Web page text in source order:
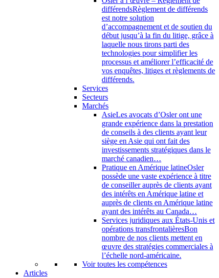
différendsRèglement de différends
est notre solution
d’accompagnement et de soutien du
début jusqu’à la fin du litige, grâce à
laquelle nous tirons parti des
technologies pour simplifier les
processus et améliorer l’efficacité de
vos enquêtes, litiges et règlements de
différends.
Services
Secteurs
Marchés
AsieLes avocats d’Osler ont une
grande expérience dans la prestation
de conseils à des clients ayant leur
siège en Asie qui ont fait des
investissements stratégiques dans le
marché canadien…
Pratique en Amérique latineOsler
possède une vaste expérience à titre
de conseiller auprès de clients ayant
des intérêts en Amérique latine et
auprès de clients en Amérique latine
ayant des intérêts au Canada…
Services juridiques aux États-Unis et
opérations transfrontalièresBon
nombre de nos clients mettent en
œuvre des stratégies commerciales à
l’échelle nord-américaine.
Voir toutes les compétences
Articles